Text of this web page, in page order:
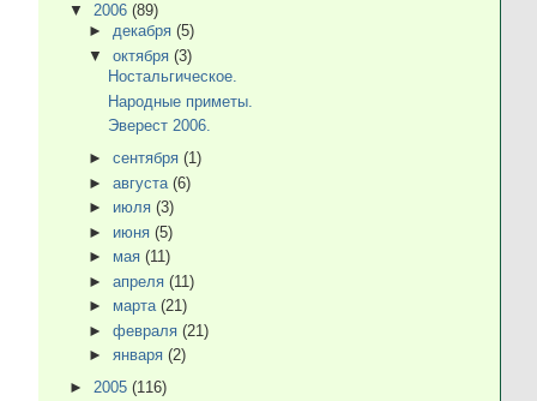
▼2006(89)
► декабря (5)
▼ октября (3)
Ностальгическое.
Народные приметы.
Эверест 2006.
► сентября (1)
► августа (6)
► июля (3)
► июня (5)
► мая (11)
► апреля (11)
► марта (21)
► февраля (21)
► января (2)
►2005(116)